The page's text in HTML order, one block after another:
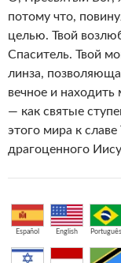
потому что,
целью. Твой
Спаситель. Твой
линза,
вечное и
— как святые
этого мира к
драгоценного
Español English Português